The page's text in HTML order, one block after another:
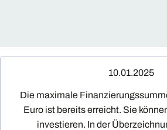
10.01.2025
Die maximale
Euro ist bereits erreicht. Sie
investieren. In der